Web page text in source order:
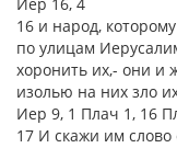
16 и народ,
по улицам
хоронить их,- они и
изолью на них зло
Иер 9, 1 Плач 1, 16
17 И скажи им слово